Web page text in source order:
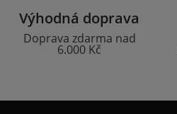
Výhodná doprava
Doprava zdarma nad
6.000 Kč